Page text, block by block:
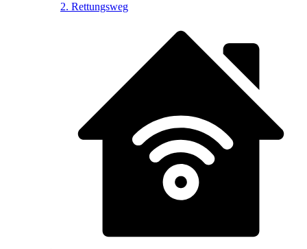
2. Rettungsweg